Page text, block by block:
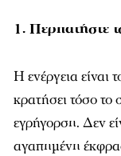
1. Περπατήστε
Η ενέργεια είναι
κρατήσει τόσο
εγρήγορση. Δεν
αγαπημένη